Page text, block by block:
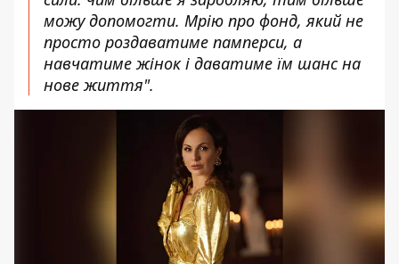
можу допомогти. Мрію про фонд, який не
просто роздаватиме памперси, а
навчатиме жінок і даватиме їм шанс на
нове життя".